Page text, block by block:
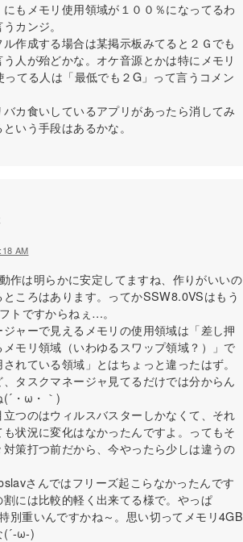
もメモリ使用領域が１００％になってるわ
カンジ。
作成する場合は某掲示板みてると２Ｇでも
人が殆どかな。オケ音源とかは特にメモリ
てる人は「最低でも２G」って言うコメン
カ食いしているアプリがあったら消してみ
いう手段はあるかな。
AM
作は明らかに安定してますね、作りがいいの
ころはあります。ってかSSW8.0VSはもう
トですからねぇ…。
ジャーで見えるメモリの使用領域は「差し押
メモリ領域（いわゆるスワップ領域？）」で
れている領域」とはちょっと違ったはず。
、タスクマネージャ見てるだけでは分からん
(´・ω・｀)
つのはウィルスバスターしかなくて、それ
状況に変化はなかったんですよ。ってもそ
策打つ前だから、今やったら少しは違うの
さんではフリーズ起こらなかったんです
割には比較的軽く出来てる様で。やっぱ
別重いんですかね～。思い切ってメモリ4GB
(´-ω-)